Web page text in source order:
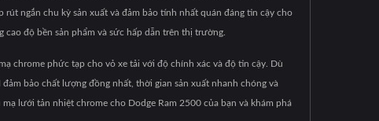
ngắn chu kỳ sản xuất và đảm bảo tính nhất quán đáng tin cậy cho
độ bền sản phẩm và sức hấp dẫn trên thị trường.
chrome phức tạp cho vỏ xe tải với độ chính xác và độ tin cậy. Dù
bảo chất lượng đồng nhất, thời gian sản xuất nhanh chóng và
lưới tản nhiệt chrome cho Dodge Ram 2500 của bạn và khám phá